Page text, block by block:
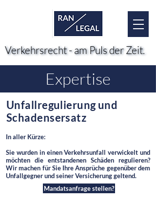
Verkehrsrecht - am Puls der Zeit.
Verkehrsrecht - am Puls der Zeit.
Expertise
Unfallregulierung und
Schadensersatz
In aller Kürze:
Sie wurden in einen Verkehrsunfall verwickelt und
möchten die entstandenen Schäden regulieren?
Wir machen für Sie Ihre Ansprüche gegenüber dem
Unfallgegner und seiner Versicherung geltend.​​​​​​​​​
Mandatsanfrage stellen?